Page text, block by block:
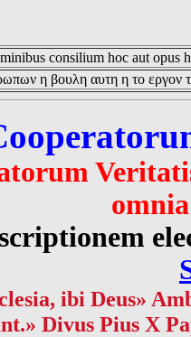
consilium hoc aut opus
η βουλη αυτη η το εργον
ibi Deus»
Divus Pius X